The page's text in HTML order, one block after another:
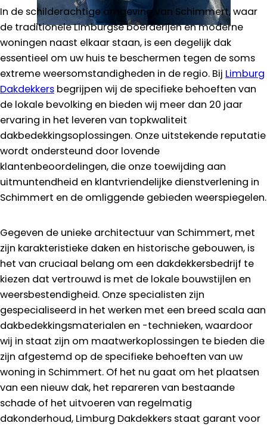
In de schilderachtige omgeving van Schimmert, waar
de traditionele Limburgse boerderijen en moderne
woningen naast elkaar staan, is een degelijk dak
essentieel om uw huis te beschermen tegen de soms
extreme weersomstandigheden in de regio. Bij Limburg
Dakdekkers begrijpen wij de specifieke behoeften van
de lokale bevolking en bieden wij meer dan 20 jaar
ervaring in het leveren van topkwaliteit
dakbedekkingsoplossingen. Onze uitstekende reputatie
wordt ondersteund door lovende
klantenbeoordelingen, die onze toewijding aan
uitmuntendheid en klantvriendelijke dienstverlening in
Schimmert en de omliggende gebieden weerspiegelen.
Gegeven de unieke architectuur van Schimmert, met
zijn karakteristieke daken en historische gebouwen, is
het van cruciaal belang om een dakdekkersbedrijf te
kiezen dat vertrouwd is met de lokale bouwstijlen en
weersbestendigheid. Onze specialisten zijn
gespecialiseerd in het werken met een breed scala aan
dakbedekkingsmaterialen en -technieken, waardoor
wij in staat zijn om maatwerkoplossingen te bieden die
zijn afgestemd op de specifieke behoeften van uw
woning in Schimmert. Of het nu gaat om het plaatsen
van een nieuw dak, het repareren van bestaande
schade of het uitvoeren van regelmatig
dakonderhoud, Limburg Dakdekkers staat garant voor